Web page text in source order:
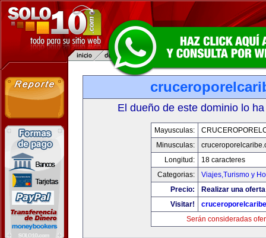
El dueño de este dominio lo
Mayusculas:
Minusculas:
Longitud:
18 caracteres
Categorias:
Viajes,Turismo y
Precio:
Realizar una
Visitar!
Serán consideradas